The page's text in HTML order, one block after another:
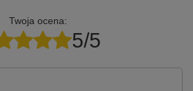
Twoja ocena:
5/5